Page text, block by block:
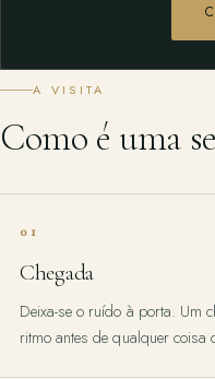
A VISITA
Como é uma
01
Chegada
Deixa-se o ruído à porta. Um
ritmo antes de qualquer coisa